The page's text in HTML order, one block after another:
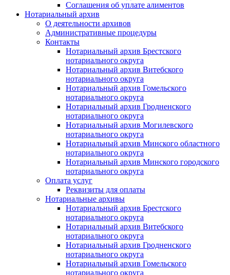
Соглашения об уплате алиментов
Нотариальный архив
О деятельности архивов
Административные процедуры
Контакты
Нотариальный архив Брестского
нотариального округа
Нотариальный архив Витебского
нотариального округа
Нотариальный архив Гомельского
нотариального округа
Нотариальный архив Гродненского
нотариального округа
Нотариальный архив Могилевского
нотариального округа
Нотариальный архив Минского областного
нотариального округа
Нотариальный архив Минского городского
нотариального округа
Оплата услуг
Реквизиты для оплаты
Нотариальные архивы
Нотариальный архив Брестского
нотариального округа
Нотариальный архив Витебского
нотариального округа
Нотариальный архив Гродненского
нотариального округа
Нотариальный архив Гомельского
нотариального округа